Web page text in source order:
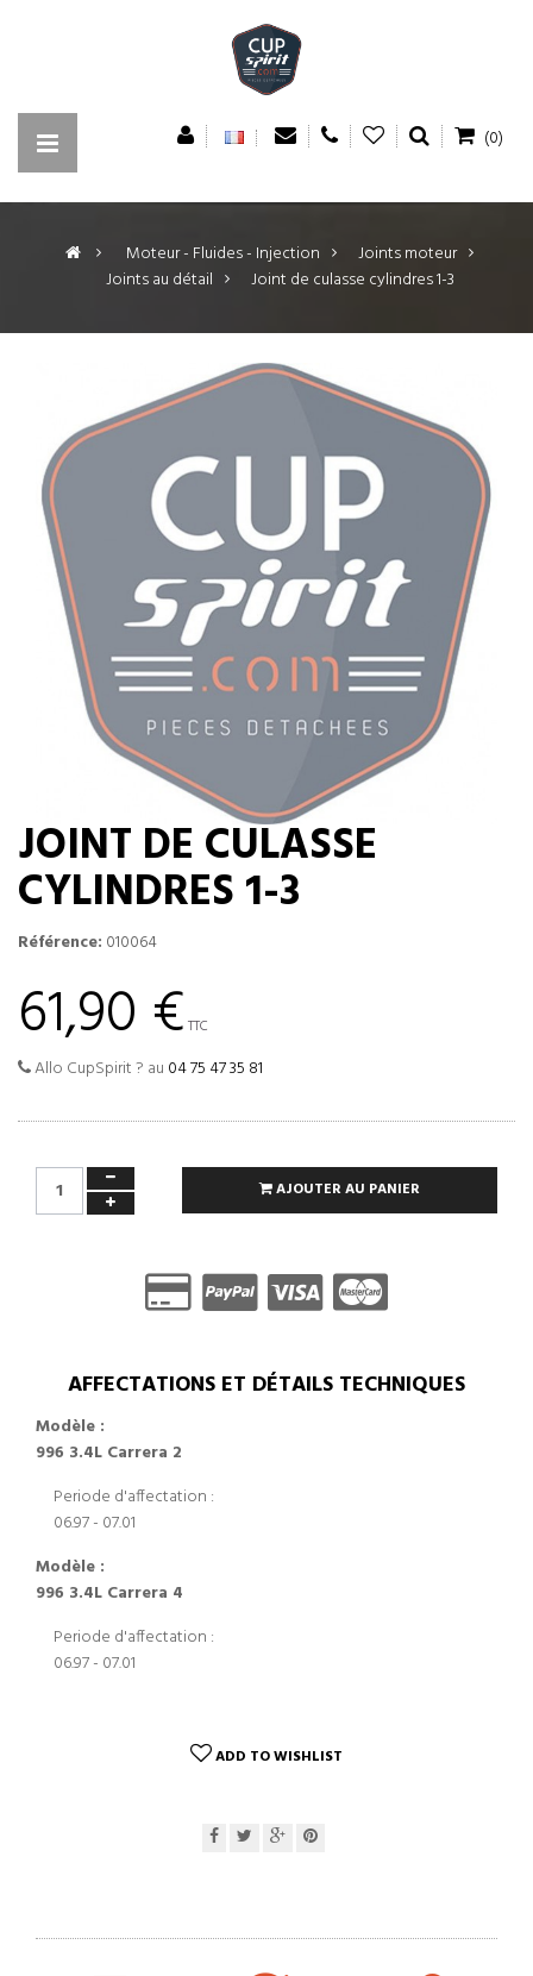
(0)
> Moteur - Fluides - Injection >
Joints moteur
Joints au détail > Joint de culasse cylindres 1-3
JOINT DE CULASSE
CYLINDRES 1-3
Référence: 010064
61,90 € TTC
Allo CupSpirit ? au 04 75 47 35 81
AJOUTER AU PANIER
AFFECTATIONS ET DÉTAILS TECHNIQUES
Modèle :
996 3.4L Carrera 2
Periode d'affectation :
06.97 - 07.01
Modèle :
996 3.4L Carrera 4
Periode d'affectation :
06.97 - 07.01
ADD TO WISHLIST